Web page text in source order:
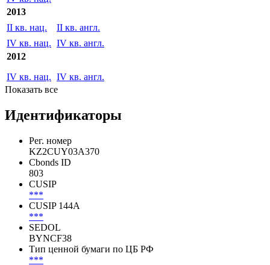
IV кв. нац.
IV кв. нац.
2013
IV кв. нац. IV кв. англ.
IV кв. нац. IV кв. англ.
Идентификаторы
Рег. номер
KZ2CUY03A370
Cbonds ID
803
CUSIP
***
CUSIP 144A
***